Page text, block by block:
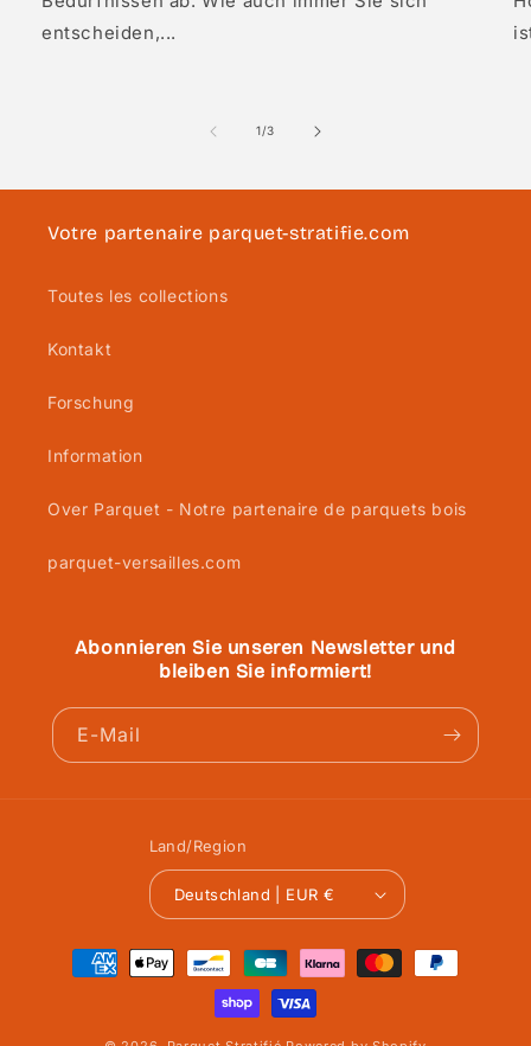
entscheiden,...
1/von
3
Votre partenaire parquet-stratifie.com
Toutes les collections
Kontakt
Forschung
Information
Over Parquet - Notre partenaire de parquets bois
parquet-versailles.com
Abonnieren Sie unseren Newsletter und
bleiben Sie informiert!
E-Mail
Land/Region
Deutschland | EUR €
Zahlungsmethoden